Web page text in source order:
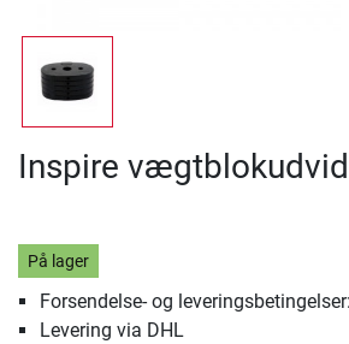
Inspire
På lager
Forsendelse- og
Levering via DHL